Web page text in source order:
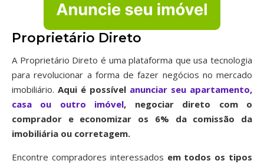
Proprietário Direto
A Proprietário Direto é uma plataforma que usa tecnologia
para revolucionar a forma de fazer negócios no mercado
imobiliário. Aqui é possível anunciar seu apartamento,
casa ou outro imóvel, negociar direto com o
comprador e economizar os 6% da comissão da
imobiliária ou corretagem.
Encontre compradores interessados em todos os tipos